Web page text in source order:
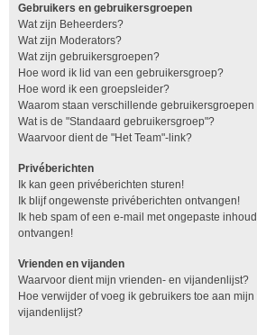
Gebruikers en gebruikersgroepen
Wat zijn Beheerders?
Wat zijn Moderators?
Wat zijn gebruikersgroepen?
Hoe word ik lid van een gebruikersgroep?
Hoe word ik een groepsleider?
Waarom staan verschillende
Wat is de "Standaard gebruikersgroep"?
Waarvoor dient de "Het Team"-link?
Privéberichten
Ik kan geen privéberichten sturen!
Ik blijf ongewenste privéberichten ontvangen!
Ik heb spam of een e-mail met ongepaste
ontvangen!
Vrienden en vijanden
Waarvoor dient mijn vrienden- en vijandenlijst?
Hoe verwijder of voeg ik gebruikers toe aan
vijandenlijst?